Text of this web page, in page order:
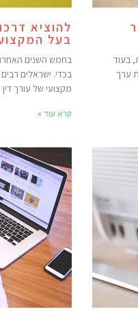
בעוד
ערך
להוציא
בעל
בחמש השנים
בכדי. ישראלים רבים
מקצועי של עורך
קרא עוד »